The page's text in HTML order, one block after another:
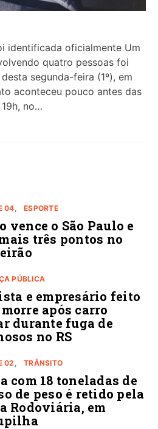
identificada oficialmente Um
quatro pessoas foi
segunda-feira (1º), em
aconteceu pouco antes das
19h, no…
04 ESPORTE
vence o São Paulo e
três pontos no
PÚBLICA
e empresário feito
após carro
durante fuga de
no RS
02 TRÂNSITO
com 18 toneladas de
de peso é retido pela
Rodoviária, em